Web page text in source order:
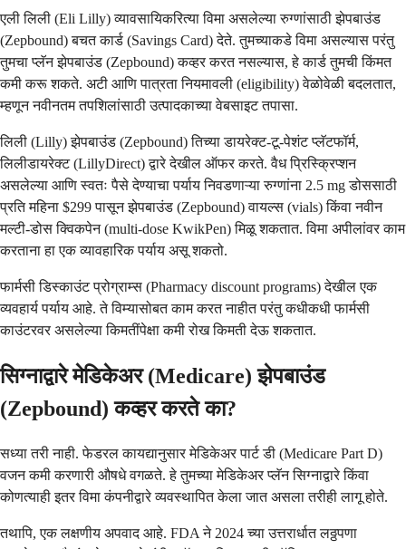
एली लिली (Eli Lilly) व्यावसायिकरित्या विमा असलेल्या रुग्णांसाठी झेपबाउंड
(Zepbound) बचत कार्ड (Savings Card) देते. तुमच्याकडे विमा असल्यास परंतु
तुमचा प्लॅन झेपबाउंड (Zepbound) कव्हर करत नसल्यास, हे कार्ड तुमची किंमत
कमी करू शकते. अटी आणि पात्रता नियमावली (eligibility) वेळोवेळी बदलतात,
म्हणून नवीनतम तपशिलांसाठी उत्पादकाच्या वेबसाइट तपासा.
लिली (Lilly) झेपबाउंड (Zepbound) तिच्या डायरेक्ट-टू-पेशंट प्लॅटफॉर्म,
लिलीडायरेक्ट (LillyDirect) द्वारे देखील ऑफर करते. वैध प्रिस्क्रिप्शन
असलेल्या आणि स्वतः पैसे देण्याचा पर्याय निवडणाऱ्या रुग्णांना 2.5 mg डोससाठी
प्रति महिना $299 पासून झेपबाउंड (Zepbound) वायल्स (vials) किंवा नवीन
मल्टी-डोस क्विकपेन (multi-dose KwikPen) मिळू शकतात. विमा अपीलांवर काम
करताना हा एक व्यावहारिक पर्याय असू शकतो.
फार्मसी डिस्काउंट प्रोग्राम्स (Pharmacy discount programs) देखील एक
व्यवहार्य पर्याय आहे. ते विम्यासोबत काम करत नाहीत परंतु कधीकधी फार्मसी
काउंटरवर असलेल्या किमतींपेक्षा कमी रोख किमती देऊ शकतात.
सिग्नाद्वारे मेडिकेअर (Medicare) झेपबाउंड
(Zepbound) कव्हर करते का?
सध्या तरी नाही. फेडरल कायद्यानुसार मेडिकेअर पार्ट डी (Medicare Part D)
वजन कमी करणारी औषधे वगळते. हे तुमच्या मेडिकेअर प्लॅन सिग्नाद्वारे किंवा
कोणत्याही इतर विमा कंपनीद्वारे व्यवस्थापित केला जात असला तरीही लागू होते.
तथापि, एक लक्षणीय अपवाद आहे. FDA ने 2024 च्या उत्तरार्धात लठ्ठपणा